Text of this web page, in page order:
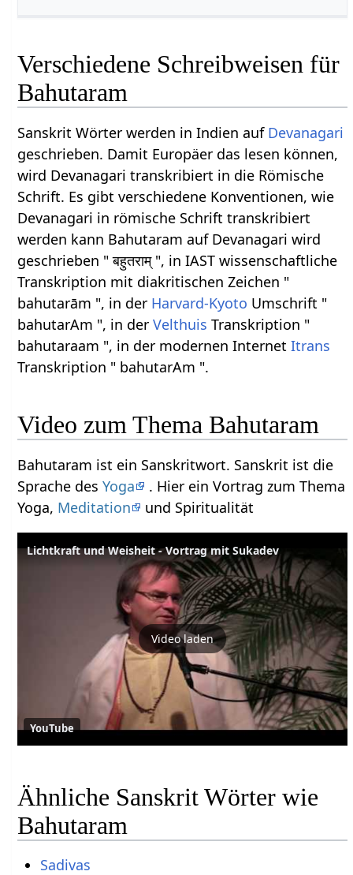
Verschiedene Schreibweisen für
Bahutaram
Sanskrit Wörter werden in Indien auf Devanagari
geschrieben. Damit Europäer das lesen können,
wird Devanagari transkribiert in die Römische
Schrift. Es gibt verschiedene Konventionen, wie
Devanagari in römische Schrift transkribiert
werden kann Bahutaram auf Devanagari wird
geschrieben " बहुतराम् ", in IAST wissenschaftliche
Transkription mit diakritischen Zeichen "
bahutarām ", in der Harvard-Kyoto Umschrift "
bahutarAm ", in derVelthuis Transkription "
bahutaraam ", in der modernen InternetItrans
Transkription " bahutarAm ".
Video zum Thema Bahutaram
Bahutaram ist ein Sanskritwort. Sanskrit ist die
Sprache desYoga
. Hier ein Vortrag zum Thema
Yoga, Meditation und Spiritualität
Lichtkraft und Weisheit - Vortrag mit Sukadev
Video laden
YouTube
Ähnliche Sanskrit Wörter wie
Bahutaram
Sadivas